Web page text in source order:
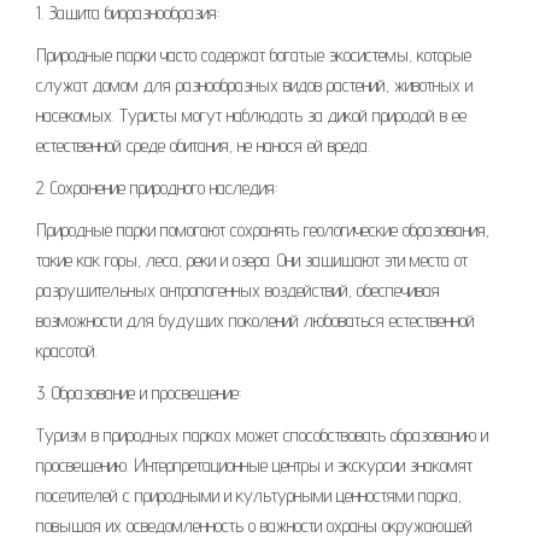
1. Защита биоразнообразия:
Природные парки часто содержат богатые экосистемы, которые
служат домом для разнообразных видов растений, животных и
насекомых. Туристы могут наблюдать за дикой природой в ее
естественной среде обитания, не нанося ей вреда.
2. Сохранение природного наследия:
Природные парки помогают сохранять геологические образования,
такие как горы, леса, реки и озера. Они защищают эти места от
разрушительных антропогенных воздействий, обеспечивая
возможности для будущих поколений любоваться естественной
красотой.
3. Образование и просвещение:
Туризм в природных парках может способствовать образованию и
просвещению. Интерпретационные центры и экскурсии знакомят
посетителей с природными и культурными ценностями парка,
повышая их осведомленность о важности охраны окружающей